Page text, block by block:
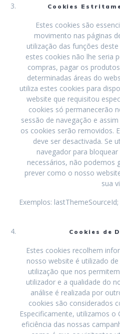
Cookies
Estes cookies são
movimento nas páginas
utilização das funções
estes cookies não lhe seria
compras, pagar os
determinadas áreas do
utiliza estes cookies para
website que requisitou
cookies só permanecerão
sessão de navegação e
os cookies serão removidos.
deve ser desactivada. Se
navegador para
necessários, não podemos
prever como o nosso
sua
Exemplos:
Cookies de
Estes cookies recolhem
nosso website é utilizado
utilização que nos
utilizador e a qualidade do
análise é realizada por
cookies são considerados
Especificamente, utilizamos o
eficiência das nossas